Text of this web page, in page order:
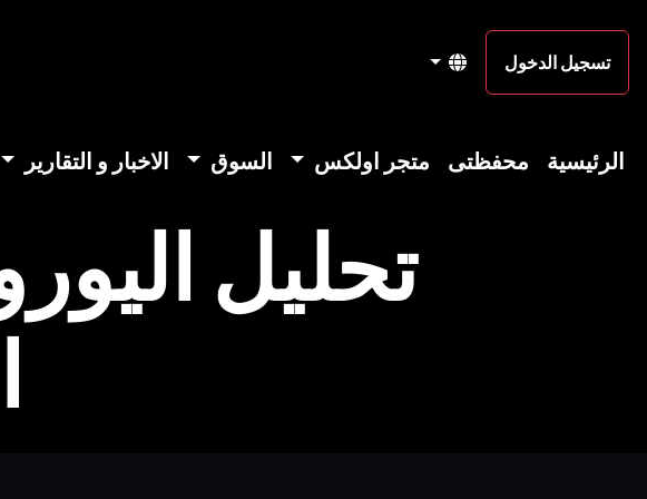
تسجيل الدخول
الرئيسية محفظتى متجر اولكس السوق الاخبار و التقارير
تحليل